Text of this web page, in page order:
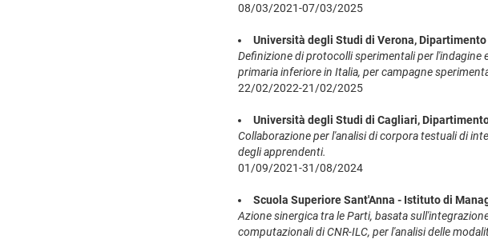
08/03/2021-07/03/2025
Università degli Studi di Verona,
Definizione di protocolli sperimentali per
primaria inferiore in Italia, per campagne
22/02/2022-21/02/2025
Università degli Studi di Cagliari,
Collaborazione per l'analisi di corpora testuali di
degli apprendenti.
01/09/2021-31/08/2024
Scuola Superiore Sant'Anna - Istituto di
Azione sinergica tra le Parti, basata
computazionali di CNR-ILC, per l'analisi delle